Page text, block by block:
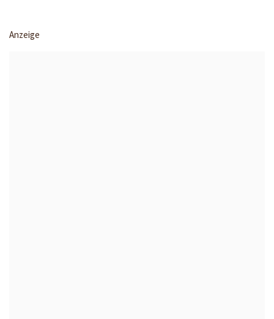
Anzeige